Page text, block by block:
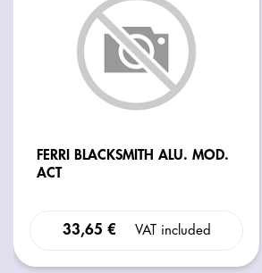
FERRI BLACKSMITH ALU. MOD.
ACT
33,65 € VAT included